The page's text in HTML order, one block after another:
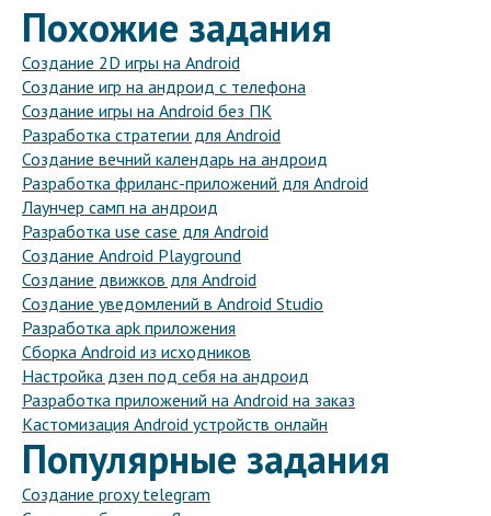
Похожие задания
Создание 2D игры на Android
Создание игр на андроид с телефона
Создание игры на Android без ПК
Разработка стратегии для Android
Создание вечний календарь на андроид
Разработка фриланс-приложений для Android
Лаунчер самп на андроид
Разработка use case для Android
Создание Android Playground
Создание движков для Android
Создание уведомлений в Android Studio
Разработка apk приложения
Сборка Android из исходников
Настройка дзен под себя на андроид
Разработка приложений на Android на заказ
Кастомизация Android устройств онлайн
Популярные задания
Создание proxy telegram